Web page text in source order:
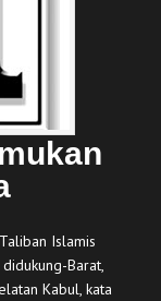
Islamis
Barat,
Kabul, kata